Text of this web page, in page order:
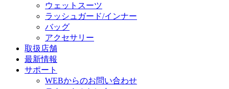
ウェットスーツ
ラッシュガード/インナー
バッグ
アクセサリー
取扱店舗
最新情報
サポート
WEBからのお問い合わせ